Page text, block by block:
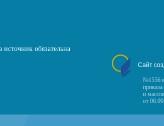
обязательна
Сайт
№1556 в
и
от